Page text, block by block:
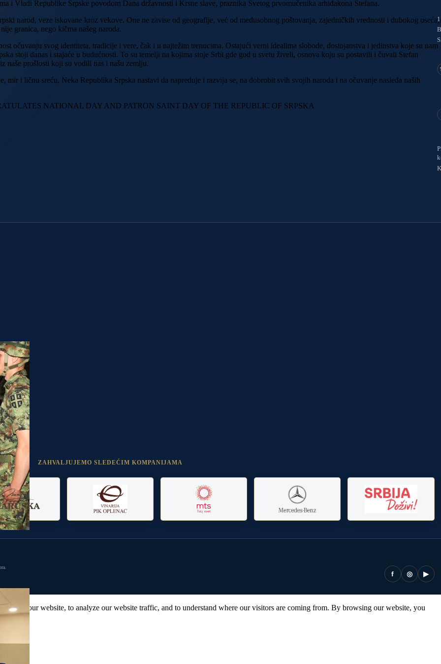
Nj.K.V. Princeza Danica
NJ.K.V. Princ Aleksandar
Nj.K.V. Princeza dr Vesna
Porodično stablo
Prošireno Porodično Stablo
Nj.V. Kralj Aleksandar I
Nj.V. Kraljica Marija od Jugoslavije
Knez Pavle od Jugoslavije (Regent)
Nj.V. Kraljica Aleksandra od Jugoslavije
i Vladi Republike Srpske povodom Dana državnosti i Krsne slave, praznika Svetog prvomučenika arhiđakona Stefana.
narod, veze iskovane kroz vekove. One ne zavise od geografije, već od međusobnog poštovanja, zajedničkih vrednosti i dubokog
granica, nego kičma našeg naroda.
očuvanju svog identiteta, tradicije i vere, čak i u najtežim trenucima. Ostajući verni idealima slobode, dostojanstva i jedinstva koje su nam
stoji danas i stajaće u budućnosti. To su temelji na kojima stoje Srbi gde god u svetu živeli, osnova koju su postavili i čuvali Stefan
naše prošlosti koji su vodili nas i našu zemlju.
i ličnu sreću. Neka Republika Srpska nastavi da napreduje i razvija se, na dobrobit svih svojih naroda i na očuvanje nasleđa naših
ZAHVALJUJEMO SLEDEĆIM KOMPANIJAMA
f ◎ ▶
on our website, to analyze our website traffic, and to understand where our visitors are coming from. By browsing our website, you